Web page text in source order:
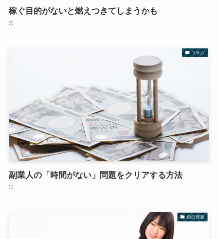
稼ぐ目的がないと燃えつきてしまうかも
コラム
副業人の「時間がない」問題をクリアする方法
自己啓発